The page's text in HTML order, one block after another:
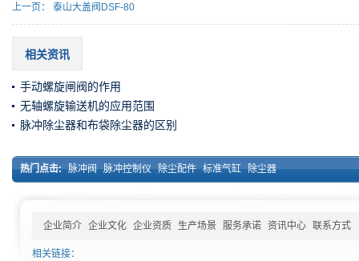
上一页： 泰山大盖阀DSF-80
相关资讯
手动螺旋闸阀的作用
无轴螺旋输送机的应用范围
脉冲除尘器和布袋除尘器的区别
热门点击: 脉冲阀 脉冲控制仪 除尘配件 标准气缸 除尘器
企业简介 企业文化 企业资质 生产场景 服务承诺 资讯中心 联系方式
相关链接：